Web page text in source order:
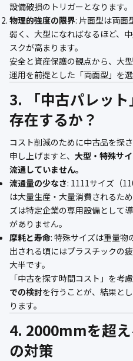
設備破損のトリガーとなります。
物理的強度の限界: 片面型は両面
弱く、大型になればなるほど、
スクが高まります。
安全と資産保護の観点から、大
運用を前提とした「両面型」を
3. 「中古パレッ
存在するか？
コスト削減のために中古品を探
申し上げますと、 大型・特殊サ
流通していません。
流通量の少なさ: 1111サイズ（
は大量生産・大量消費されるた
ズは特定企業の専用設備として
がありません。
摩耗と寿命: 特殊サイズは重量物
出される頃にはプラスチックの
大半です。
「中古を探す時間コスト」を考
での検討を行うことが、結果と
ります。
4. 2000mmを超
の対策